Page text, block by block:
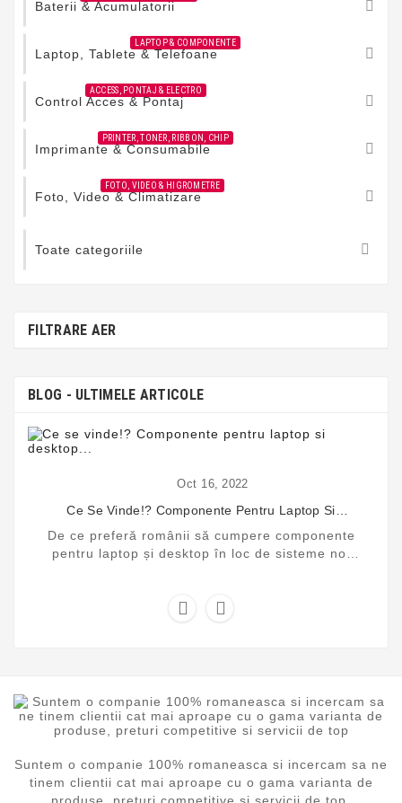
Baterii & Acumulatorii 
Laptop, Tablete & Telefoane
LAPTOP & COMPONENTE

Control Acces & Pontaj
ACCESS, PONTAJ & ELECTRO

Imprimante & Consumabile
PRINTER, TONER, RIBBON, CHIP

Foto, Video & Climatizare
FOTO, VIDEO & HIGROMETRE

Toate categoriile 
FILTRARE AER
BLOG - ULTIMELE ARTICOLE
Oct 16, 2022
Ce Se Vinde!? Componente Pentru Laptop Si
De ce preferă românii să cumpere componente
pentru laptop și desktop în loc de sisteme noi
 
Suntem o companie 100% romaneasca si incercam sa ne
tinem clientii cat mai aproape cu o gama varianta de